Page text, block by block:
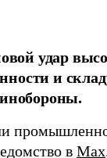
удар
и
в Max